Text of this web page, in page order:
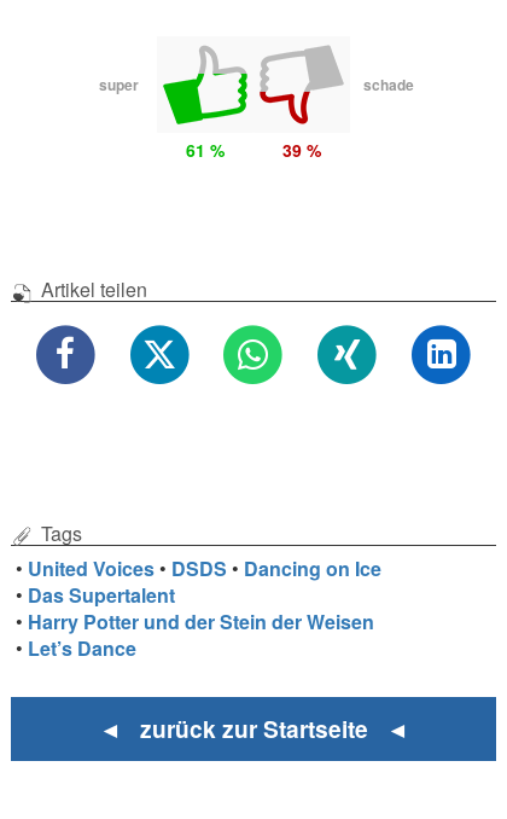
super schade
61 % 39 %
Artikel teilen
Tags
• United Voices • DSDS • Dancing on Ice
• Das Supertalent
• Harry Potter und der Stein der Weisen
• Let’s Dance
◄ zurück zur Startseite ◄